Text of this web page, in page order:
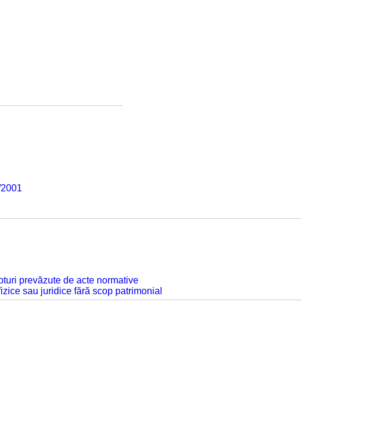
prevăzute de acte normative
sau juridice fără scop patrimonial